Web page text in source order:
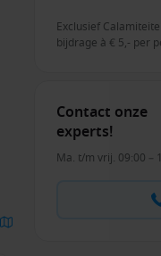
Exclusief
bijdrage à € 5,- per
Contact onze
experts!
Ma. t/m vrij. 09:00 –